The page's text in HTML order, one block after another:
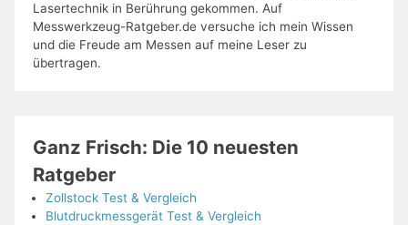
Lasertechnik in Berührung gekommen. Auf
Messwerkzeug-Ratgeber.de versuche ich mein Wissen
und die Freude am Messen auf meine Leser zu
übertragen.
Ganz Frisch: Die 10 neuesten
Ratgeber
Zollstock Test & Vergleich
Blutdruckmessgerät Test & Vergleich